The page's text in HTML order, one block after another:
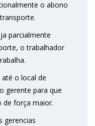
o abono
parcialmente
o trabalhador
o local de
gerente para que
força maior.
gerencias